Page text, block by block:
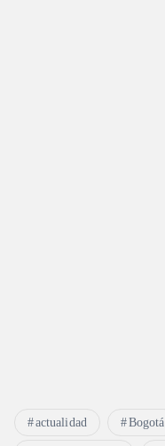
actualidad Bogotá